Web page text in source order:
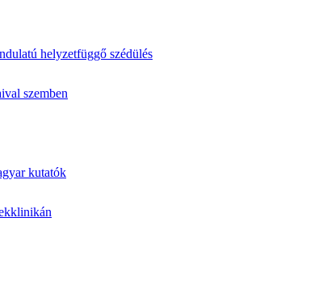
helyzetfüggő szédülés
szemben
kutatók